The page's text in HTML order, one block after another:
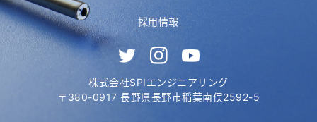
採用情報
株式会社SPIエンジニアリング
〒380-0917 長野県長野市稲葉南俣2592-5